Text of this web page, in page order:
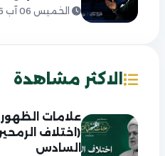
الخميس 06 آب 2026
الاكثر مشاهدة
علامات
(اختلاف
السادس